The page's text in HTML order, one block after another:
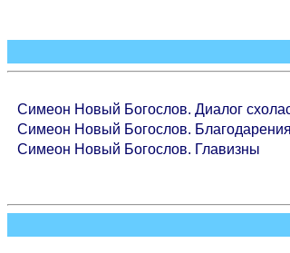
Симеон Новый Богослов. Диалог
Симеон Новый Богослов.
Симеон Новый Богослов. Главизны